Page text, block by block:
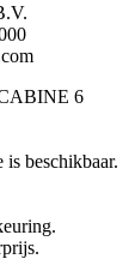
6
beschikbaar.